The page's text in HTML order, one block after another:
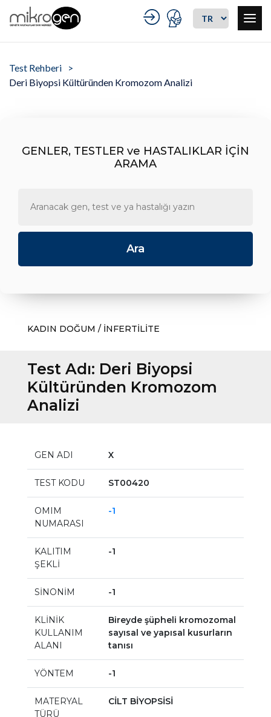
Test Rehberi
Deri Biyopsi Kültüründen Kromozom Analizi
GENLER, TESTLER ve HASTALIKLAR İÇİN
ARAMA
KADIN DOĞUM / İNFERTİLİTE
Test Adı: Deri Biyopsi
Kültüründen Kromozom
Analizi
GEN ADI X
TEST KODU ST00420
OMIM
NUMARASI
-1
KALITIM
ŞEKLİ
-1
SİNONİM -1
KLİNİK
KULLANIM
ALANI
Bireyde şüpheli kromozomal
sayısal ve yapısal kusurların
tanısı
YÖNTEM -1
MATERYAL
TÜRÜ
CİLT BİYOPSİSİ